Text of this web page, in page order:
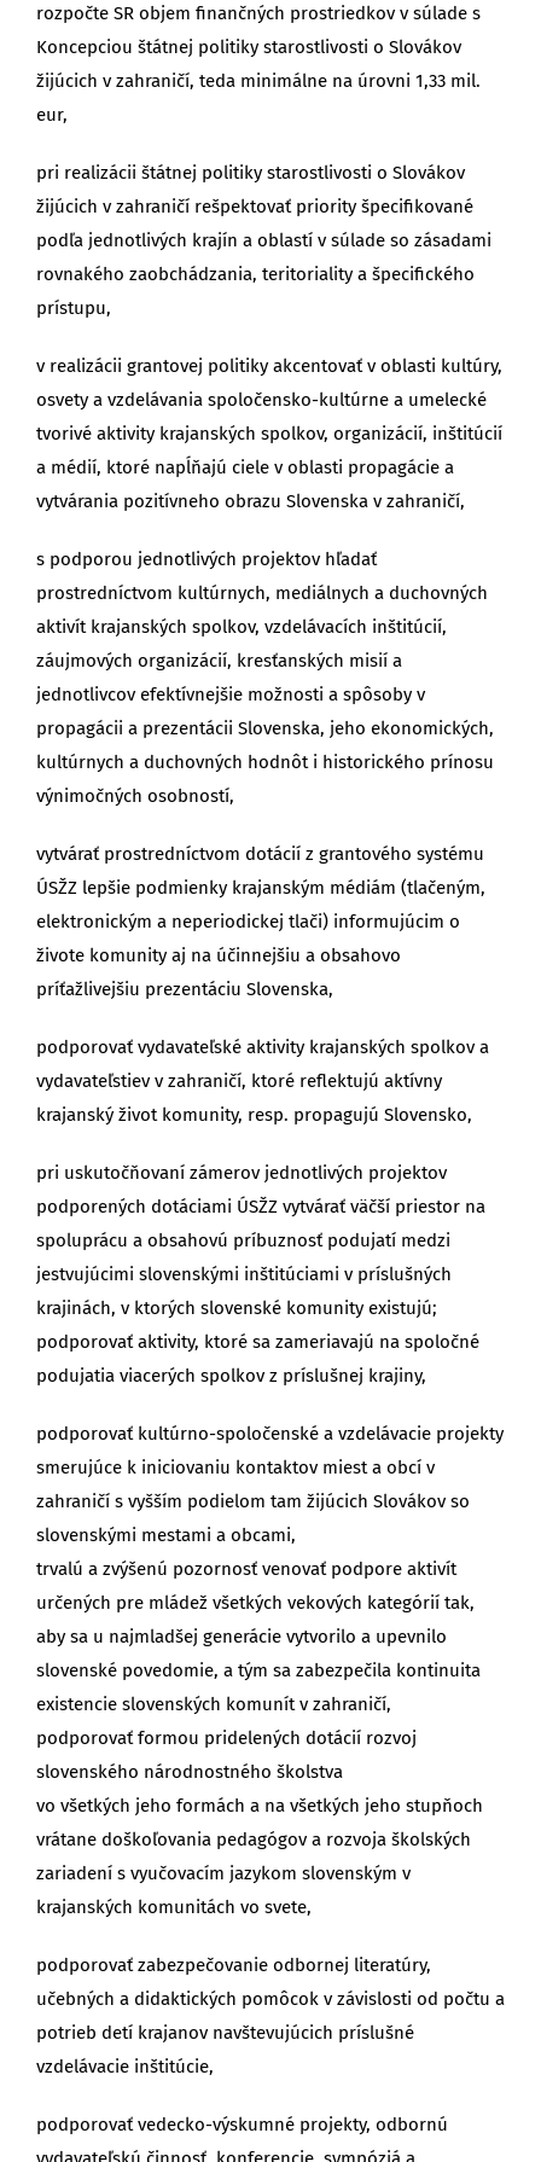
rozpočte SR objem finančných prostriedkov v súlade s
Koncepciou štátnej politiky starostlivosti o Slovákov
žijúcich v zahraničí, teda minimálne na úrovni 1,33 mil.
eur,
pri realizácii štátnej politiky starostlivosti o Slovákov
žijúcich v zahraničí rešpektovať priority špecifikované
podľa jednotlivých krajín a oblastí v súlade so zásadami
rovnakého zaobchádzania, teritoriality a špecifického
prístupu,
v realizácii grantovej politiky akcentovať v oblasti kultúry,
osvety a vzdelávania spoločensko-kultúrne a umelecké
tvorivé aktivity krajanských spolkov, organizácií, inštitúcií
a médií, ktoré napĺňajú ciele v oblasti propagácie a
vytvárania pozitívneho obrazu Slovenska v zahraničí,
s podporou jednotlivých projektov hľadať
prostredníctvom kultúrnych, mediálnych a duchovných
aktivít krajanských spolkov, vzdelávacích inštitúcií,
záujmových organizácií, kresťanských misií a
jednotlivcov efektívnejšie možnosti a spôsoby v
propagácii a prezentácii Slovenska, jeho ekonomických,
kultúrnych a duchovných hodnôt i historického prínosu
výnimočných osobností,
vytvárať prostredníctvom dotácií z grantového systému
ÚSŽZ lepšie podmienky krajanským médiám (tlačeným,
elektronickým a neperiodickej tlači) informujúcim o
živote komunity aj na účinnejšiu a obsahovo
príťažlivejšiu prezentáciu Slovenska,
podporovať vydavateľské aktivity krajanských spolkov a
vydavateľstiev v zahraničí, ktoré reflektujú aktívny
krajanský život komunity, resp. propagujú Slovensko,
pri uskutočňovaní zámerov jednotlivých projektov
podporených dotáciami ÚSŽZ vytvárať väčší priestor na
spoluprácu a obsahovú príbuznosť podujatí medzi
jestvujúcimi slovenskými inštitúciami v príslušných
krajinách, v ktorých slovenské komunity existujú;
podporovať aktivity, ktoré sa zameriavajú na spoločné
podujatia viacerých spolkov z príslušnej krajiny,
podporovať kultúrno-spoločenské a vzdelávacie projekty
smerujúce k iniciovaniu kontaktov miest a obcí v
zahraničí s vyšším podielom tam žijúcich Slovákov so
slovenskými mestami a obcami,
trvalú a zvýšenú pozornosť venovať podpore aktivít
určených pre mládež všetkých vekových kategórií tak,
aby sa u najmladšej generácie vytvorilo a upevnilo
slovenské povedomie, a tým sa zabezpečila kontinuita
existencie slovenských komunít v zahraničí,
podporovať formou pridelených dotácií rozvoj
slovenského národnostného školstva
vo všetkých jeho formách a na všetkých jeho stupňoch
vrátane doškoľovania pedagógov a rozvoja školských
zariadení s vyučovacím jazykom slovenským v
krajanských komunitách vo svete,
podporovať zabezpečovanie odbornej literatúry,
učebných a didaktických pomôcok v závislosti od počtu a
potrieb detí krajanov navštevujúcich príslušné
vzdelávacie inštitúcie,
podporovať vedecko-výskumné projekty, odbornú